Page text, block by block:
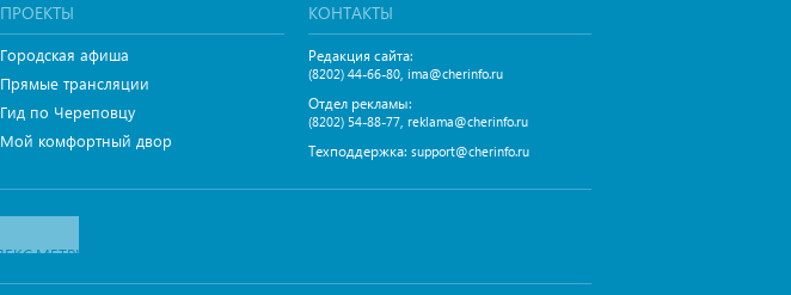
ПРОЕКТЫ
Городская афиша
Прямые трансляции
Гид по Череповцу
Мой комфортный двор
КОНТАКТЫ
Редакция сайта:
(8202) 44-66-80, ima@cherinfo.ru
Отдел рекламы:
(8202) 54-88-77, reklama@cherinfo.ru
Техподдержка: support@cherinfo.ru